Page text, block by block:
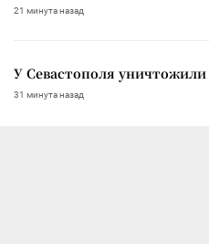
21 минута назад
У Севастополя
31 минута назад